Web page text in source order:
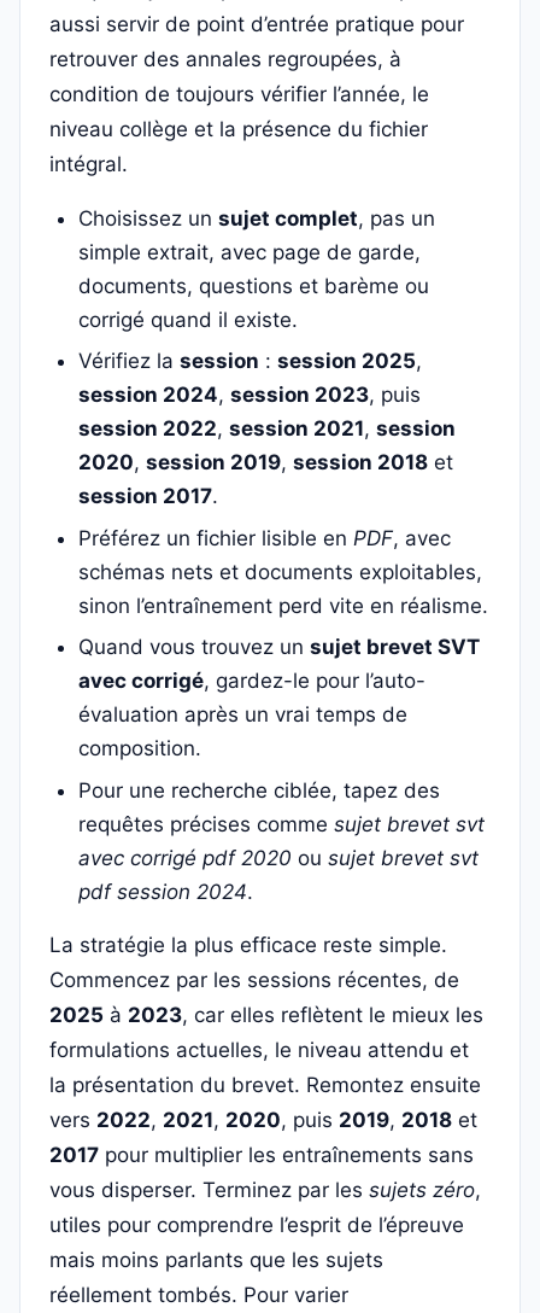
aussi servir de point d’entrée pratique pour
retrouver des annales regroupées, à
condition de toujours vérifier l’année, le
niveau collège et la présence du fichier
intégral.
Choisissez un sujet complet, pas un
simple extrait, avec page de garde,
documents, questions et barème ou
corrigé quand il existe.
Vérifiez la session : session 2025,
session 2024, session 2023, puis
session 2022, session 2021, session
2020, session 2019, session 2018 et
session 2017.
Préférez un fichier lisible en PDF, avec
schémas nets et documents exploitables,
sinon l’entraînement perd vite en réalisme.
Quand vous trouvez un sujet brevet SVT
avec corrigé, gardez-le pour l’auto-
évaluation après un vrai temps de
composition.
Pour une recherche ciblée, tapez des
requêtes précises comme sujet brevet svt
avec corrigé pdf 2020 ou sujet brevet svt
pdf session 2024.
La stratégie la plus efficace reste simple.
Commencez par les sessions récentes, de
2025 à 2023, car elles reflètent le mieux les
formulations actuelles, le niveau attendu et
la présentation du brevet. Remontez ensuite
vers 2022, 2021, 2020, puis 2019, 2018 et
2017 pour multiplier les entraînements sans
vous disperser. Terminez par les sujets zéro,
utiles pour comprendre l’esprit de l’épreuve
mais moins parlants que les sujets
réellement tombés. Pour varier